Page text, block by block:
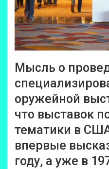
Мысль о
оружейной
что выставок
тематики в
впервые
году, а уже в